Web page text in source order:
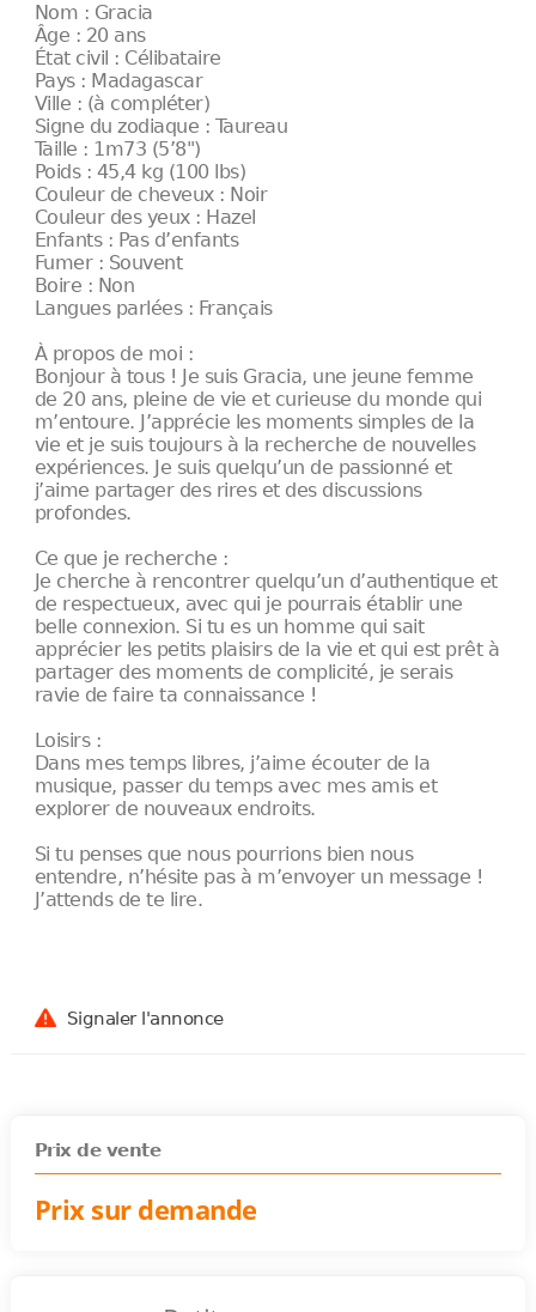
Nom : Gracia
Âge : 20 ans
État civil : Célibataire
Pays : Madagascar
Ville : (à compléter)
Signe du zodiaque : Taureau
Taille : 1m73 (5’8")
Poids : 45,4 kg (100 lbs)
Couleur de cheveux : Noir
Couleur des yeux : Hazel
Enfants : Pas d’enfants
Fumer : Souvent
Boire : Non
Langues parlées : Français
À propos de moi :
Bonjour à tous ! Je suis Gracia, une jeune femme
de 20 ans, pleine de vie et curieuse du monde qui
m’entoure. J’apprécie les moments simples de la
vie et je suis toujours à la recherche de nouvelles
expériences. Je suis quelqu’un de passionné et
j’aime partager des rires et des discussions
profondes.
Ce que je recherche :
Je cherche à rencontrer quelqu’un d’authentique et
de respectueux, avec qui je pourrais établir une
belle connexion. Si tu es un homme qui sait
apprécier les petits plaisirs de la vie et qui est prêt à
partager des moments de complicité, je serais
ravie de faire ta connaissance !
Loisirs :
Dans mes temps libres, j’aime écouter de la
musique, passer du temps avec mes amis et
explorer de nouveaux endroits.
Si tu penses que nous pourrions bien nous
entendre, n’hésite pas à m’envoyer un message !
J’attends de te lire.
Signaler l'annonce
Prix de vente
Prix sur demande